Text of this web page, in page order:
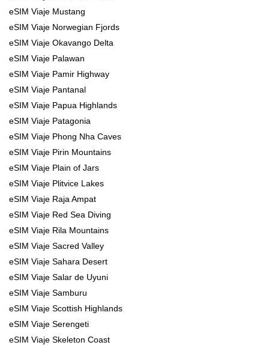
eSIM Viaje Mustang
eSIM Viaje Norwegian Fjords
eSIM Viaje Okavango Delta
eSIM Viaje Palawan
eSIM Viaje Pamir Highway
eSIM Viaje Pantanal
eSIM Viaje Papua Highlands
eSIM Viaje Patagonia
eSIM Viaje Phong Nha Caves
eSIM Viaje Pirin Mountains
eSIM Viaje Plain of Jars
eSIM Viaje Plitvice Lakes
eSIM Viaje Raja Ampat
eSIM Viaje Red Sea Diving
eSIM Viaje Rila Mountains
eSIM Viaje Sacred Valley
eSIM Viaje Sahara Desert
eSIM Viaje Salar de Uyuni
eSIM Viaje Samburu
eSIM Viaje Scottish Highlands
eSIM Viaje Serengeti
eSIM Viaje Skeleton Coast